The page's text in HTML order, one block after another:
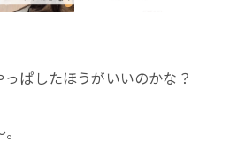
ぱしたほうがいいのかな？